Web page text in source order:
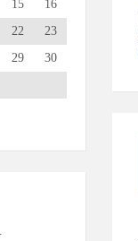
15
16
22
23
29
30